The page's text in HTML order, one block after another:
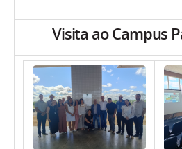
Visita ao Campus